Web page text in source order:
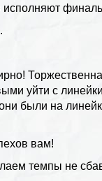
исполняют
уйти с
были на
вам!
темпы не